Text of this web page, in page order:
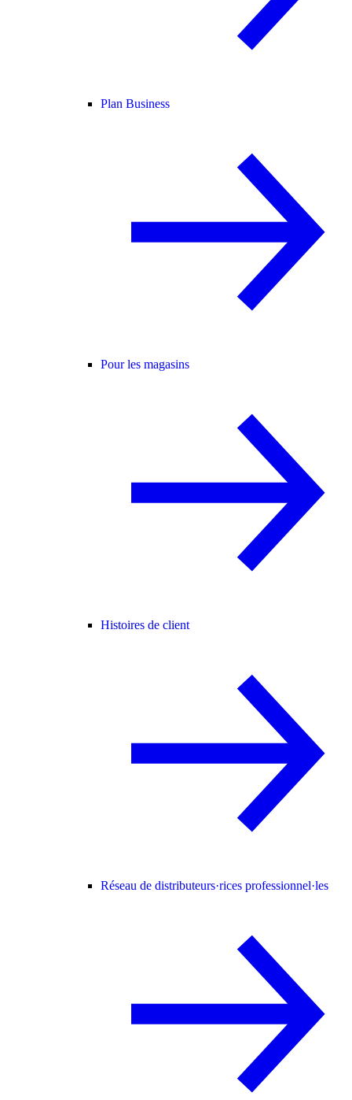
Plan Business
Pour les magasins
Histoires de client
Réseau de distributeurs·rices professionnel·les